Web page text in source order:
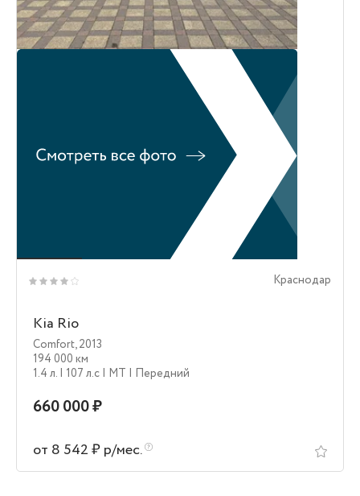
Краснодар
Kia Rio
Comfort,2013
194 000 км
1.4 л. | 107 л.c | MT | Передний
660 000 ₽
от 8 542 ₽ р/мес.